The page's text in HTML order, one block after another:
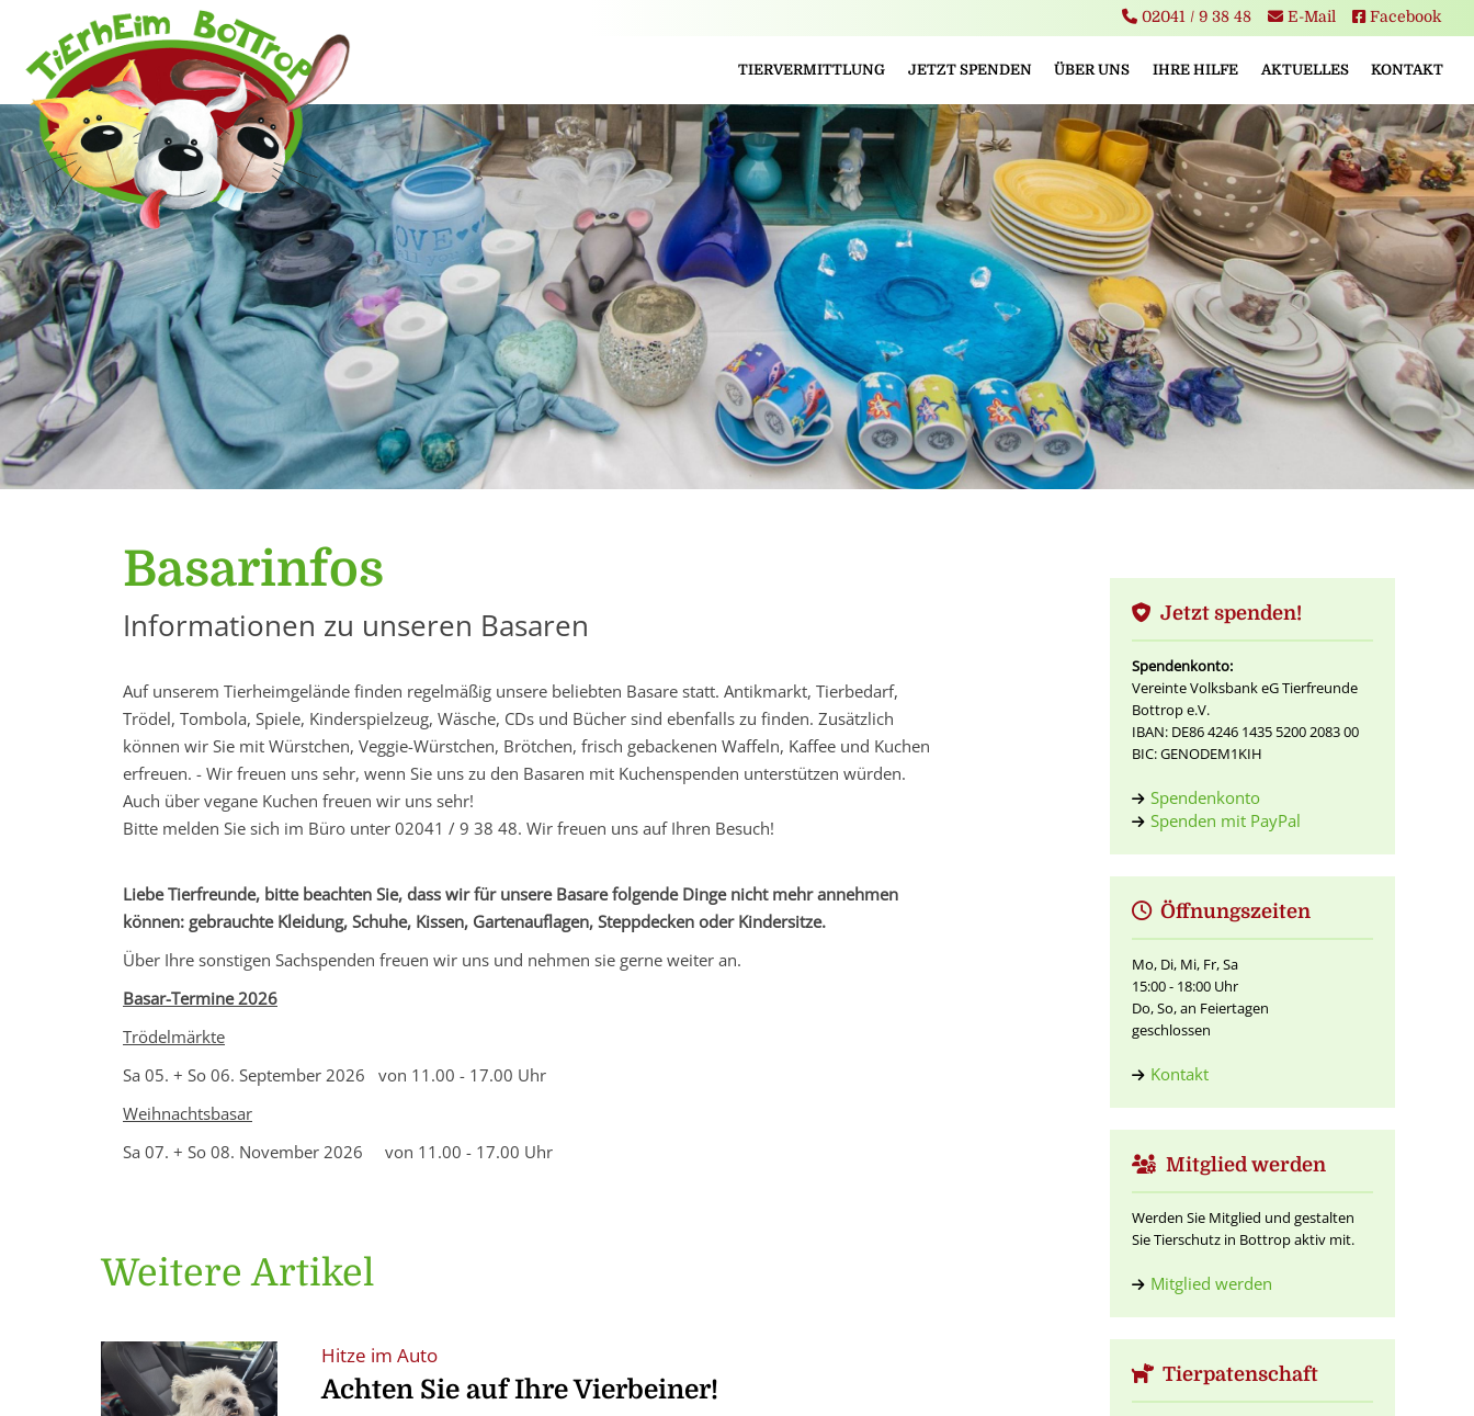
02041 / 9 38 48 E-Mail Facebook
TIERVERMITTLUNG JETZT SPENDEN ÜBER UNS IHRE HILFE AKTUELLES KONTAKT
Basarinfos
Informationen zu unseren Basaren
Auf unserem Tierheimgelände finden regelmäßig unsere beliebten Basare statt. Antikmarkt, Tierbedarf,
Trödel, Tombola, Spiele, Kinderspielzeug, Wäsche, CDs und Bücher sind ebenfalls zu finden. Zusätzlich
können wir Sie mit Würstchen, Veggie-Würstchen, Brötchen, frisch gebackenen Waffeln, Kaffee und Kuchen
erfreuen. - Wir freuen uns sehr, wenn Sie uns zu den Basaren mit Kuchenspenden unterstützen würden.
Auch über vegane Kuchen freuen wir uns sehr!
Bitte melden Sie sich im Büro unter 02041 / 9 38 48. Wir freuen uns auf Ihren Besuch!
Liebe Tierfreunde, bitte beachten Sie, dass wir für unsere Basare folgende Dinge nicht mehr annehmen
können: gebrauchte Kleidung, Schuhe, Kissen, Gartenauflagen, Steppdecken oder Kindersitze.
Über Ihre sonstigen Sachspenden freuen wir uns und nehmen sie gerne weiter an.
Basar-Termine 2026
Trödelmärkte
Sa 05. + So 06. September 2026 von 11.00 - 17.00 Uhr
Weihnachtsbasar
Sa 07. + So 08. November 2026 von 11.00 - 17.00 Uhr
Weitere Artikel
Hitze im Auto
Achten Sie auf Ihre Vierbeiner!
Jetzt spenden!
Spendenkonto:
Vereinte Volksbank eG Tierfreunde
Bottrop e.V.
IBAN: DE86 4246 1435 5200 2083 00
BIC: GENODEM1KIH
Spendenkonto
Spenden mit PayPal
Öffnungszeiten
Mo, Di, Mi, Fr, Sa
15:00 - 18:00 Uhr
Do, So, an Feiertagen
geschlossen
Kontakt
Mitglied werden
Werden Sie Mitglied und gestalten
Sie Tierschutz in Bottrop aktiv mit.
Mitglied werden
Tierpatenschaft